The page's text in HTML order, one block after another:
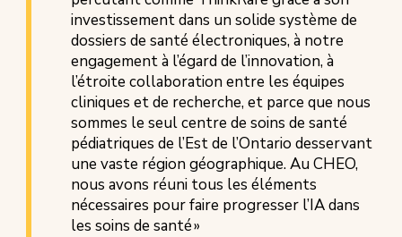
investissement dans un solide système de
dossiers de santé électroniques, à notre
engagement à l’égard de l’innovation, à
l’étroite collaboration entre les équipes
cliniques et de recherche, et parce que nous
sommes le seul centre de soins de santé
pédiatriques de l’Est de l’Ontario desservant
une vaste région géographique. Au CHEO,
nous avons réuni tous les éléments
nécessaires pour faire progresser l’IA dans
les soins de santé »